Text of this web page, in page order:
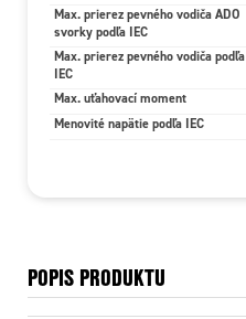
Max. prierez pevného vodiča ADO
svorky podľa IEC
Max. prierez pevného vodiča podľa
IEC
Max. uťahovací moment
Menovité napätie podľa IEC
POPIS PRODUKTU